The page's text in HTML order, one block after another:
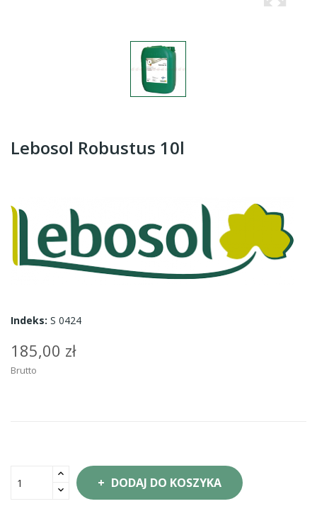
Lebosol Robustus 10l
Indeks: S 0424
185,00 zł
Brutto
DODAJ DO KOSZYKA